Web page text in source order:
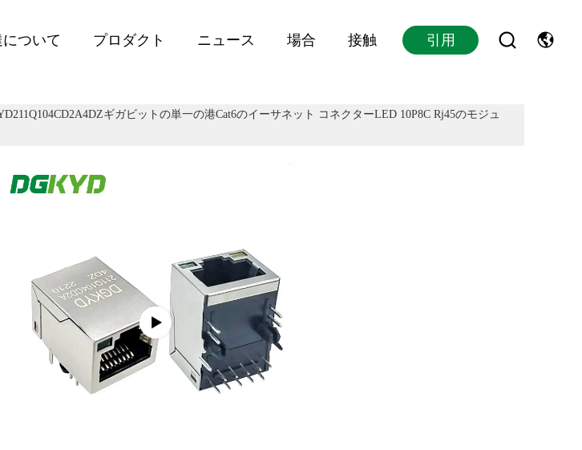
ついて プロダクト ニュース 場合 接触 引用
ギガビットの単一の港cat6のイーサネット コネクターLED 10P8C Rj45のモジュ